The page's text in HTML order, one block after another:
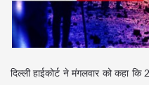
दिल्ली हाईकोर्ट ने मंगलवार को कहा कि